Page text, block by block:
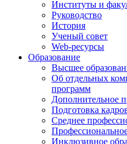
Институты и
Руководство
История
Ученый совет
Web-ресурсы
Образование
Высшее
Об отдельных
программ
Дополнительное
Подготовка
Среднее
Инклюзивное